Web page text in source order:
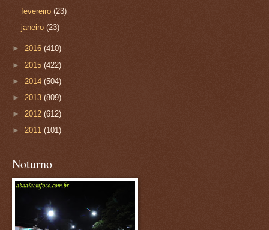
fevereiro(23)
janeiro(23)
► 2016 (410)
► 2015 (422)
► 2014 (504)
► 2013 (809)
► 2012 (612)
► 2011 (101)
Noturno